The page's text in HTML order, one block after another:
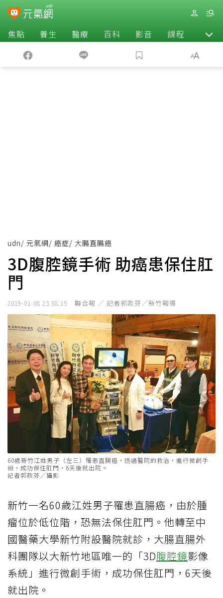
焦點 養生 醫療 百科 影音 課程 退休
udn/ 元氣網/ 癌症/ 大腸直腸癌
3D腹腔鏡手術 助癌患保住肛
門
2019-01-08 23:58:15 聯合報 ／ 記者郭政芬／新竹報導
60歲新竹江姓男子（左三）罹患直腸癌，透過醫院的救治，進行微創手
術，成功保住肛門，6天後就出院。
記者郭政芬／攝影
新竹一名60歲江姓男子罹患直腸癌，由於腫
瘤位於低位階，恐無法保住肛門。他轉至中
國醫藥大學新竹附設醫院就診，大腸直腸外
科團隊以大新竹地區唯一的「3D腹腔鏡影像
系統」進行微創手術，成功保住肛門，6天後
就出院。